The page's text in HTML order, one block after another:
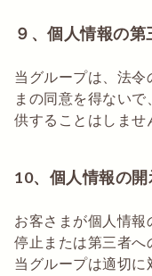
９、個人情報の
当グループは、法令
まの同意を得ない
供することはしませ
10、個人情報の
お客さまが個人情
停止または第三者へ
当グループは適切に